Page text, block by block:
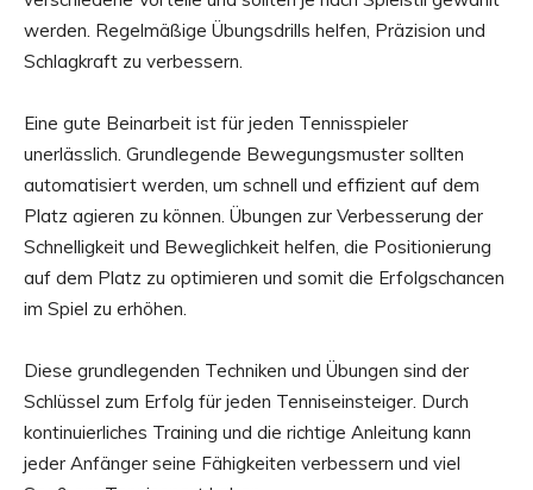
werden. Regelmäßige Übungsdrills helfen, Präzision und
Schlagkraft zu verbessern.
Eine gute Beinarbeit ist für jeden Tennisspieler
unerlässlich. Grundlegende Bewegungsmuster sollten
automatisiert werden, um schnell und effizient auf dem
Platz agieren zu können. Übungen zur Verbesserung der
Schnelligkeit und Beweglichkeit helfen, die Positionierung
auf dem Platz zu optimieren und somit die Erfolgschancen
im Spiel zu erhöhen.
Diese grundlegenden Techniken und Übungen sind der
Schlüssel zum Erfolg für jeden Tenniseinsteiger. Durch
kontinuierliches Training und die richtige Anleitung kann
jeder Anfänger seine Fähigkeiten verbessern und viel